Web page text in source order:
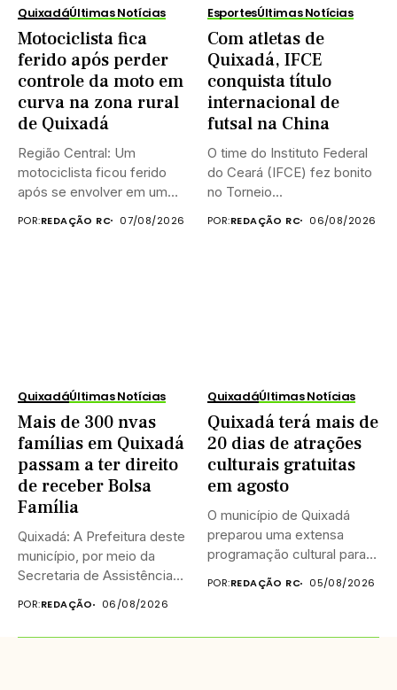
QuixadáÚltimas Notícias
Motociclista fica
ferido após perder
controle da moto em
curva na zona rural
de Quixadá
Região Central: Um
motociclista ficou ferido
após se envolver em um
POR:REDAÇÃO RC 07/08/2026
EsportesÚltimas Notícias
Com atletas de
Quixadá, IFCE
conquista título
internacional de
futsal na China
O time do Instituto Federal
do Ceará (IFCE) fez bonito
no Torneio...
POR:REDAÇÃO RC 06/08/2026
QuixadáÚltimas Notícias
Mais de 300 nvas
famílias em Quixadá
passam a ter direito
de receber Bolsa
Família
Quixadá: A Prefeitura deste
município, por meio da
Secretaria de Assistência
POR:REDAÇÃO 06/08/2026
QuixadáÚltimas Notícias
Quixadá terá mais de
20 dias de atrações
culturais gratuitas
em agosto
O município de Quixadá
preparou uma extensa
programação cultural para
celebrar o...
POR:REDAÇÃO RC 05/08/2026